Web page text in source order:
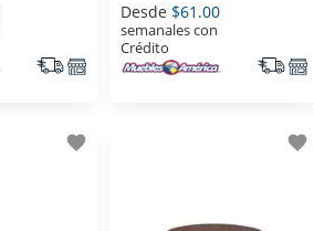
Desde $61.00
semanales con
Crédito
favorite favorite